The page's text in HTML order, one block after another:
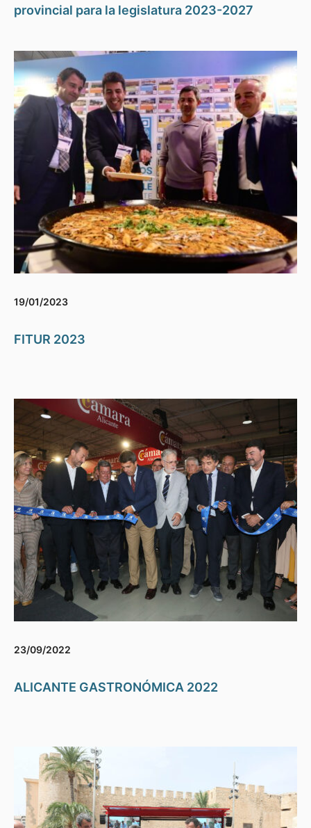
provincial para la legislatura 2023-2027
19/01/2023
FITUR 2023
23/09/2022
ALICANTE GASTRONÓMICA 2022